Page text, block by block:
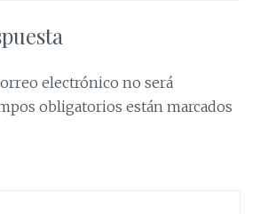
electrónico no será
obligatorios están marcados